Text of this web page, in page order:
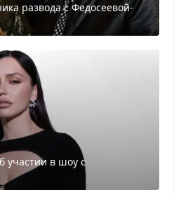
развода с Федосеевой-
участии в шоу с